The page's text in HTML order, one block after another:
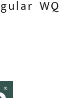
WQ